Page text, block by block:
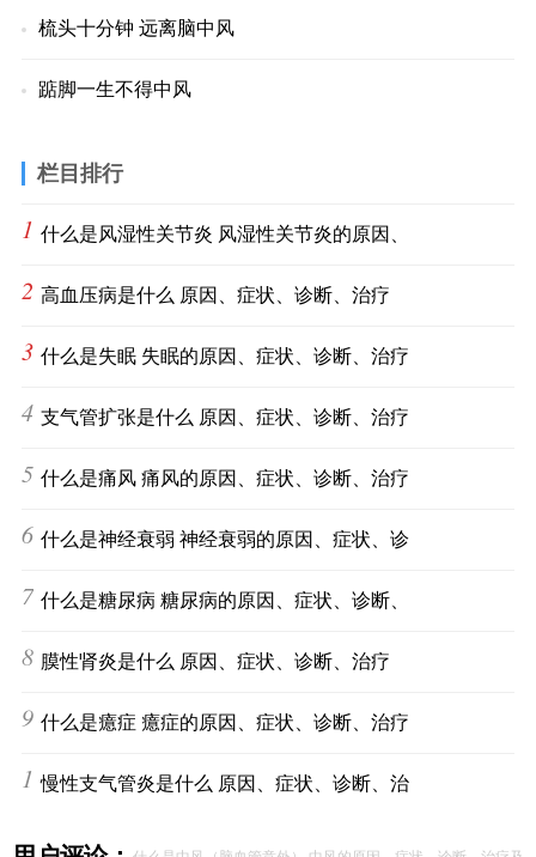
梳头十分钟 远离脑中风
踮脚一生不得中风
栏目排行
1 什么是风湿性关节炎 风湿性关节炎的原因、
2 高血压病是什么 原因、症状、诊断、治疗
3 什么是失眠 失眠的原因、症状、诊断、治疗
4 支气管扩张是什么 原因、症状、诊断、治疗
5 什么是痛风 痛风的原因、症状、诊断、治疗
6 什么是神经衰弱 神经衰弱的原因、症状、诊
7 什么是糖尿病 糖尿病的原因、症状、诊断、
8 膜性肾炎是什么 原因、症状、诊断、治疗
9 什么是癔症 癔症的原因、症状、诊断、治疗
10慢性支气管炎是什么 原因、症状、诊断、治